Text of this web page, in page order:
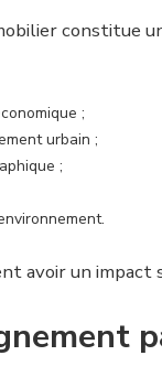
constitue
;
urbain ;
;
avoir un